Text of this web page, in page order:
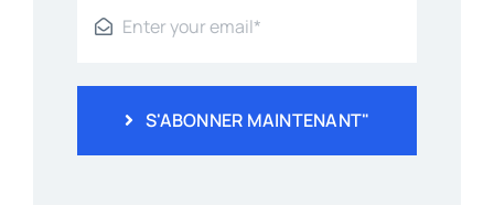
S'ABONNER MAINTENANT"